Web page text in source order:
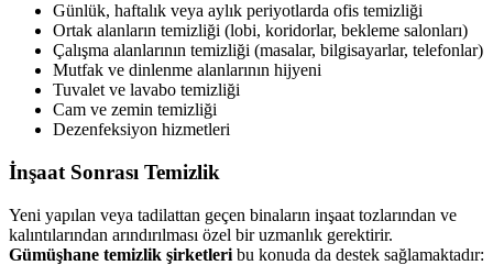
Günlük, haftalık veya aylık periyotlarda ofis temizliği
Ortak alanların temizliği (lobi, koridorlar, bekleme salonları)
Çalışma alanlarının temizliği (masalar, bilgisayarlar, telefonlar)
Mutfak ve dinlenme alanlarının hijyeni
Tuvalet ve lavabo temizliği
Cam ve zemin temizliği
Dezenfeksiyon hizmetleri
İnşaat Sonrası Temizlik
Yeni yapılan veya tadilattan geçen binaların inşaat tozlarından ve
kalıntılarından arındırılması özel bir uzmanlık gerektirir.
Gümüşhane temizlik şirketleri bu konuda da destek sağlamaktadır: